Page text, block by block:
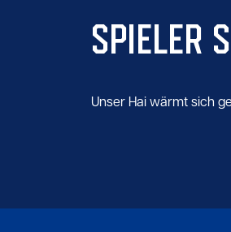
SPIELER
Unser Hai wärmt sich